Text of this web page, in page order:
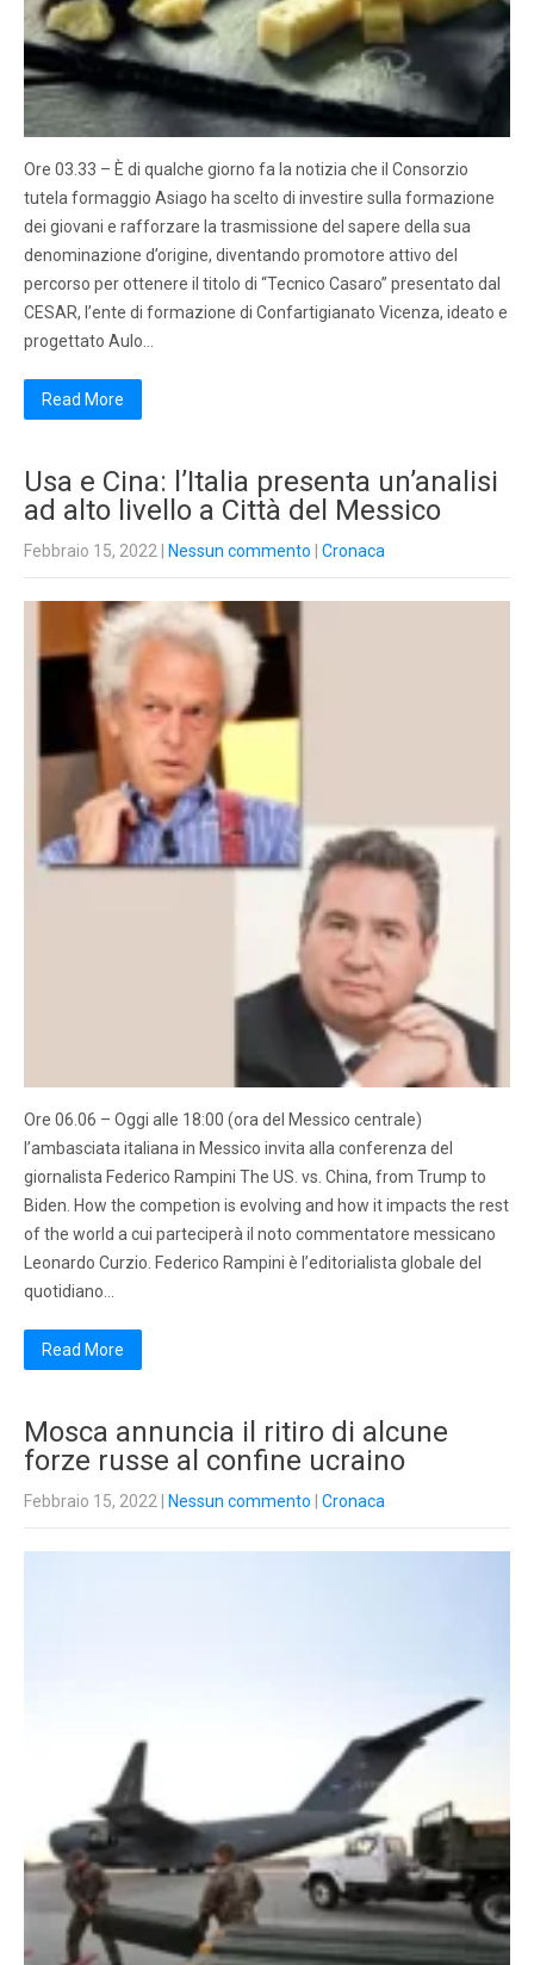
Ore 03.33 – È di qualche giorno fa la notizia che il Consorzio
tutela formaggio Asiago ha scelto di investire sulla formazione
dei giovani e rafforzare la trasmissione del sapere della sua
denominazione d’origine, diventando promotore attivo del
percorso per ottenere il titolo di “Tecnico Casaro” presentato dal
CESAR, l’ente di formazione di Confartigianato Vicenza, ideato e
progettato Aulo…
Read More
Usa e Cina: l’Italia presenta un’analisi
ad alto livello a Città del Messico
Febbraio 15, 2022 Nessun commento Cronaca
Ore 06.06 – Oggi alle 18:00 (ora del Messico centrale)
l’ambasciata italiana in Messico invita alla conferenza del
giornalista Federico Rampini The US. vs. China, from Trump to
Biden. How the competion is evolving and how it impacts the rest
of the world a cui parteciperà il noto commentatore messicano
Leonardo Curzio. Federico Rampini è l’editorialista globale del
quotidiano…
Read More
Mosca annuncia il ritiro di alcune
forze russe al confine ucraino
Febbraio 15, 2022 Nessun commento Cronaca